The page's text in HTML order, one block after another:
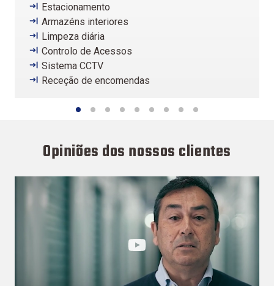
Estacionamento
Armazéns interiores
Limpeza diária
Controlo de Acessos
Sistema CCTV
Receção de encomendas
Opiniões dos nossos clientes